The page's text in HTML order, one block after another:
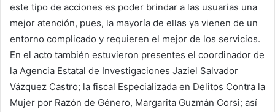
este tipo de acciones es poder brindar a las usuarias una
mejor atención, pues, la mayoría de ellas ya vienen de un
entorno complicado y requieren el mejor de los servicios.
En el acto también estuvieron presentes el coordinador de
la Agencia Estatal de Investigaciones Jaziel Salvador
Vázquez Castro; la fiscal Especializada en Delitos Contra la
Mujer por Razón de Género, Margarita Guzmán Corsi; así